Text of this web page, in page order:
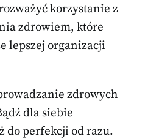
korzystanie z
zdrowiem, które
lepszej organizacji
zdrowych
dla siebie
do perfekcji od razu.